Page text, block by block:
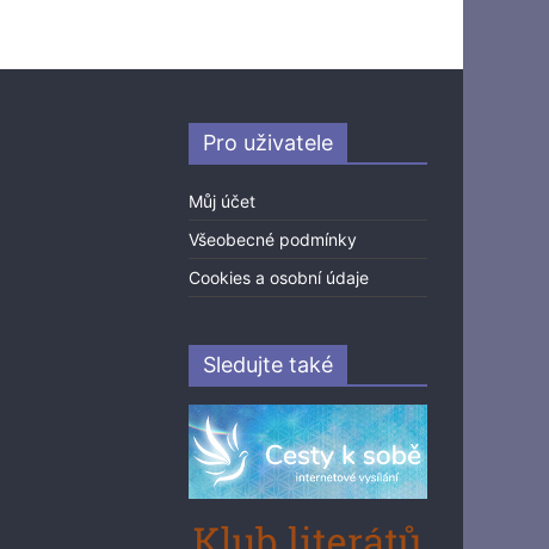
Pro uživatele
Můj účet
Všeobecné podmínky
Cookies a osobní údaje
Sledujte také